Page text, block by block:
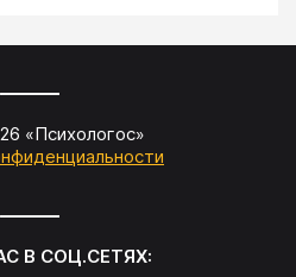
«Психологос»
В СОЦ.СЕТЯХ: